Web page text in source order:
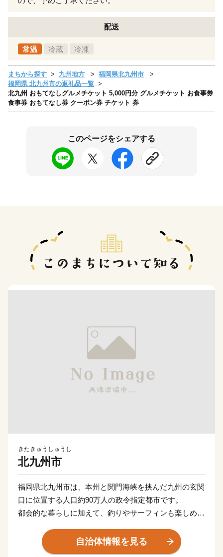
配送
常温 冷蔵 冷凍
まちから探す 九州地方
福岡県北九州市
福岡県 北九州市の返礼品一覧
北九州 おもてなしグルメチケット 5,000円分 グルメチケット お食事券
食事券 おもてなし券 クーポン券 チケット 券
このページをシェアする
きたきゅうしゅうし
北九州市
福岡県北九州市は、本州と関門海峡を挟んだ九州の玄関
口に位置する人口約90万人の政令指定都市です。
都会的な暮らしに加えて、釣りやサーフィンも楽しめる
まれた、地方暮らしの両方を楽しめる都市です。
関門海峡ふぐ刺身・シャボン玉石けん・肉うどん・辛子
自治体情報を見る